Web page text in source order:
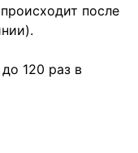
после
120 раз в